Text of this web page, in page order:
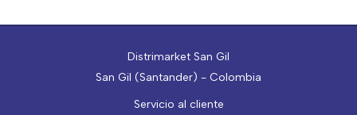
Distrimarket San Gil
San Gil (Santander) - Colombia
Servicio al cliente